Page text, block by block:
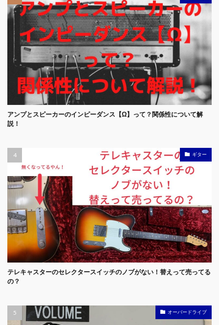
アンプとスピーカーのインピーダンス【Ω】って？関係性について解
説！
ギター
テレキャスターのセレクタースイッチのノブがない！替えって売ってる
の？
オーバードライブ